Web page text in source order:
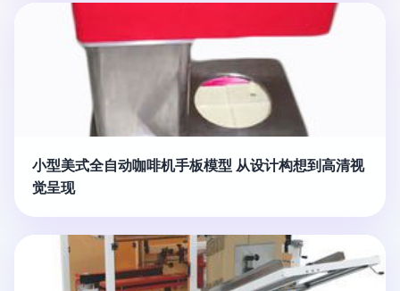
小型美式全自动咖啡机手板模型 从设计构想到高清视
觉呈现